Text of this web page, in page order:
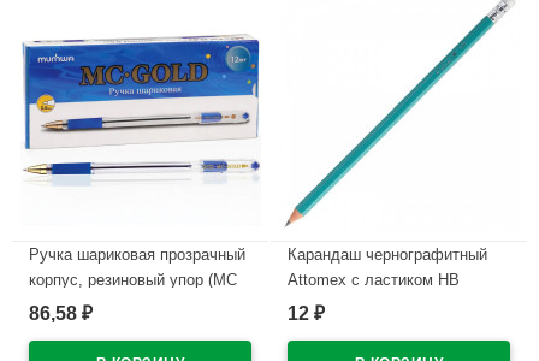
Ручка шариковая прозрачный
корпус, резиновый упор (MC
Gold) синий, 0,5мм, масло
86,58 ₽
Карандаш чернографитный
Attomex с ластиком НВ
зеленый корпус, пластиковый
12 ₽